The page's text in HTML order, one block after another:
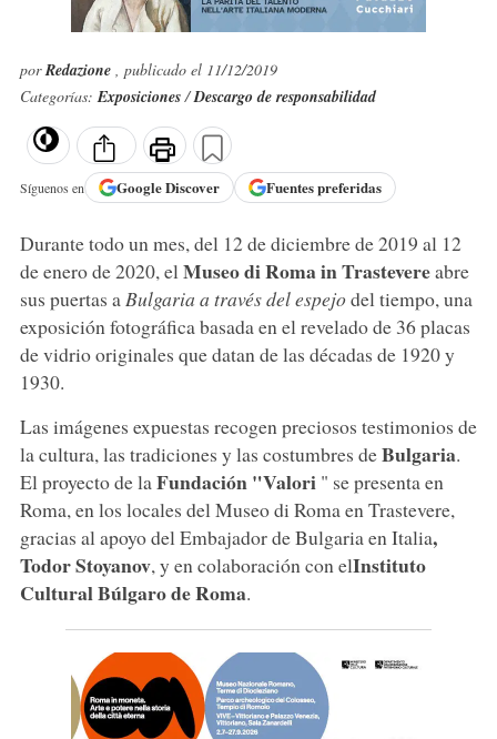
porRedazione , publicado el 11/12/2019
Categorías:Exposiciones/Descargo de responsabilidad
Síguenos en GoogleDiscover Fuentes preferidas
Durante todo un mes, del 12 de diciembre de 2019 al 12
de enero de 2020, el Museo di Roma in Trastevereabre
sus puertas a Bulgaria a través del espejodel tiempo, una
exposición fotográfica basada en el revelado de 36 placas
de vidrio originales que datan de las décadas de 1920 y
1930.
Las imágenes expuestas recogen preciosos testimonios de
la cultura, las tradiciones y las costumbres deBulgaria.
El proyecto de la Fundación "Valori " se presenta en
Roma, en los locales del Museo di Roma en Trastevere,
gracias al apoyo del Embajador de Bulgaria en Italia,
Todor Stoyanov, y en colaboración con elInstituto
Cultural Búlgaro de Roma.